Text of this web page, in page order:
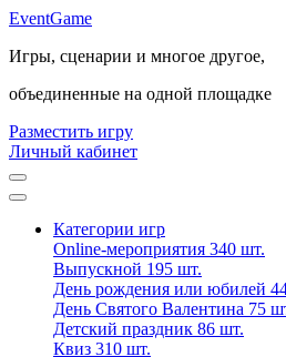
EventGame
Игры, сценарии и многое другое,
объединенные на одной площадке
Разместить игру
Личный кабинет
Категории игр
Online-мероприятия 340 шт.
Выпускной 195 шт.
День рождения или юбилей
День Святого Валентина 75
Детский праздник 86 шт.
Квиз 310 шт.